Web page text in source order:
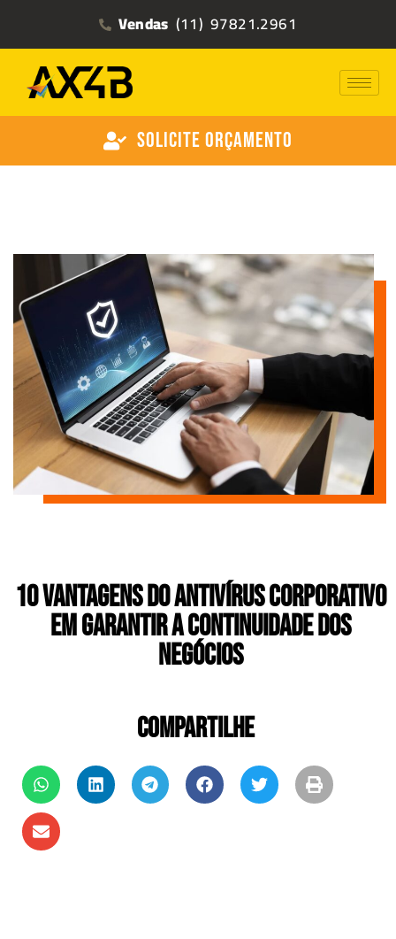
Vendas (11) 97821.2961
Solicite Orçamento
10 Vantagens do Antivírus Corporativo
em Garantir a Continuidade dos
Negócios
COMPARTILHE